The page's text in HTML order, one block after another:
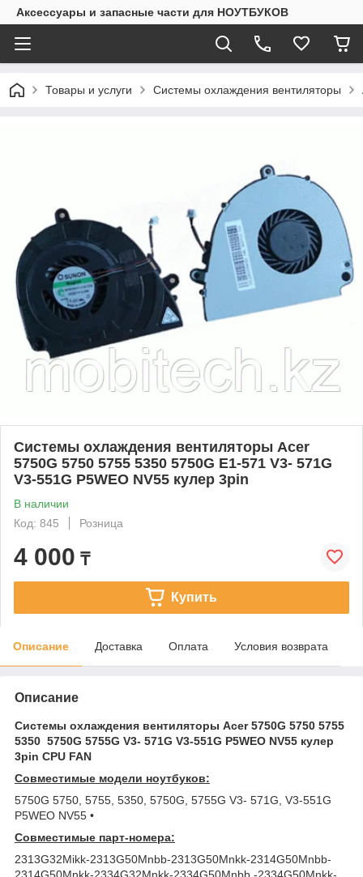
Аксессуары и запасные части для НОУТБУКОВ
Товары и услуги Системы охлаждения вентиляторы
Системы охлаждения вентиляторы Acer
5750G 5750 5755 5350 5750G E1-571 V3- 571G
V3-551G P5WEO NV55 кулер 3pin
В наличии
Код: 845
Розница
4 000 ₸
Купить
Описание Доставка Оплата Условия возврата
Описание
Системы охлаждения вентиляторы Acer 5750G 5750 5755
5350 5750G 5755G V3- 571G V3-551G P5WEO NV55 кулер
3pin CPU FAN
Совместимые модели ноутбуков:
5750G 5750, 5755, 5350, 5750G, 5755G V3- 571G, V3-551G
P5WEO NV55 •
Совместимые парт-номера:
2313G32Mikk-2313G50Mnbb-2313G50Mnkk-2314G50Mnbb-
2314G50Mnkk-2334G32Mnkk-2334G50Mnbb -2334G50Mnkk-